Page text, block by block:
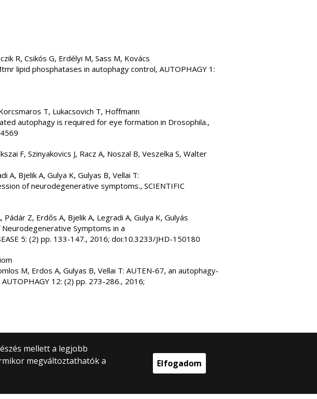
R, Csikós G, Erdélyi M, Sass M, Kovács
lipid phosphatases in autophagy control, AUTOPHAGY 1:
T, Lukacsovich T, Hoffmann
autophagy is required for eye formation in Drosophila.,
F, Szinyakovics J, Racz A, Noszal B, Veszelka S, Walter
A, Bjelik A, Gulya K, Gulyas B, Vellai T:
of neurodegenerative symptoms., SCIENTIFIC
Z, Erdős A, Bjelik A, Legradi A, Gulya K, Gulyás
Symptoms in a
5: (2) pp. 133-147., 2016; doi:10.3233/JHD-150180
M, Erdos A, Gulyas B, Vellai T: AUTEN-67, an autophagy-
12: (2) pp. 273-286., 2016;
mellett a legjobb
megváltoztathatók a
Elfogadom